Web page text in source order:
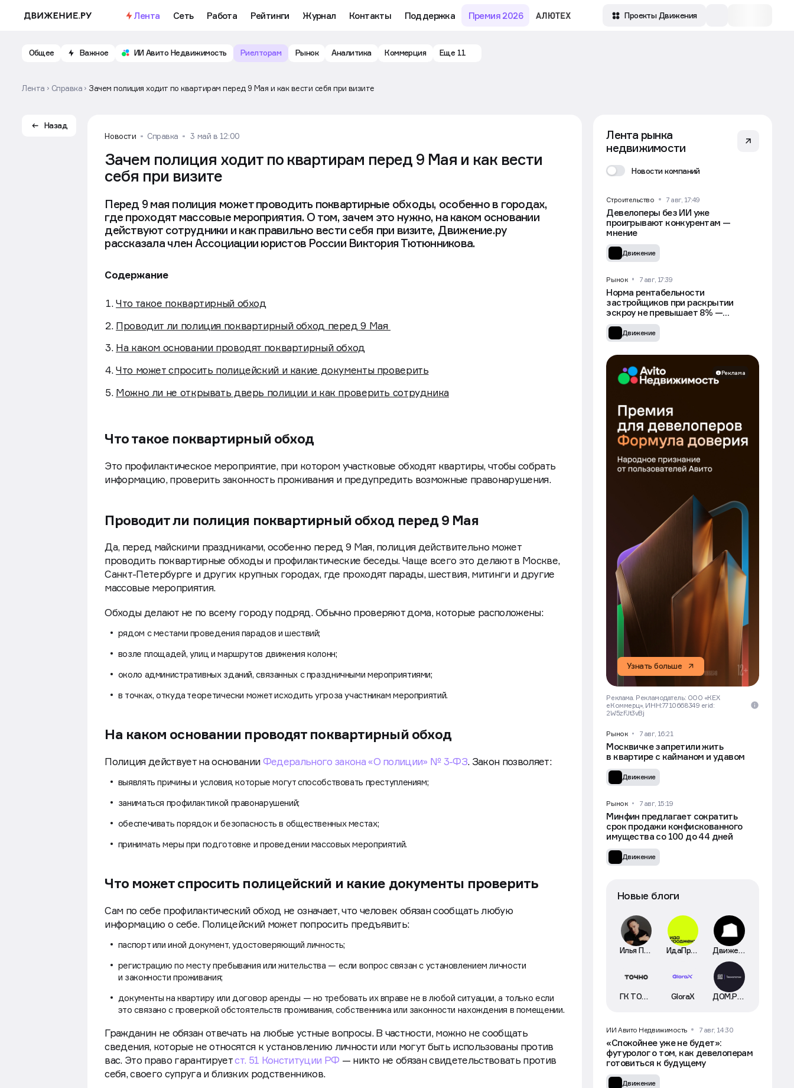
Лента Сеть Работа Рейтинги Журнал Контакты Поддержка Премия 2026 Проекты Движения
Общее Важное ИИ Авито Недвижимость Риелторам Рынок Аналитика Коммерция Еще 11
Лента Справка Зачем полиция ходит по квартирам перед 9 Мая и как вести себя при визите
Назад
Новости
Справка 3 май в 12:00
Зачем полиция ходит по квартирам перед 9 Мая и как вести
себя при визите
Перед 9 мая полиция может проводить поквартирные обходы, особенно в городах,
где проходят массовые мероприятия. О том, зачем это нужно, на каком основании
действуют сотрудники и как правильно вести себя при визите, Движение.ру
рассказала член Ассоциации юристов России Виктория Тютюнникова.
Содержание
Что такое поквартирный обход
Проводит ли полиция поквартирный обход перед 9 Мая
На каком основании проводят поквартирный обход
Что может спросить полицейский и какие документы проверить
Можно ли не открывать дверь полиции и как проверить сотрудника
Что такое поквартирный обход
Это профилактическое мероприятие, при котором участковые обходят квартиры, чтобы собрать
информацию, проверить законность проживания и предупредить возможные правонарушения.
Проводит ли полиция поквартирный обход перед 9 Мая
Да, перед майскими праздниками, особенно перед 9 Мая, полиция действительно может
проводить поквартирные обходы и профилактические беседы. Чаще всего это делают в Москве,
Санкт-Петербурге и других крупных городах, где проходят парады, шествия, митинги и другие
массовые мероприятия.
Обходы делают не по всему городу подряд. Обычно проверяют дома, которые расположены:
рядом с местами проведения парадов и шествий;
возле площадей, улиц и маршрутов движения колонн;
около административных зданий, связанных с праздничными мероприятиями;
в точках, откуда теоретически может исходить угроза участникам мероприятий.
На каком основании проводят поквартирный обход
Полиция действует на основании Федерального закона «О полиции» № 3-ФЗ. Закон позволяет:
выявлять причины и условия, которые могут способствовать преступлениям;
заниматься профилактикой правонарушений;
обеспечивать порядок и безопасность в общественных местах;
принимать меры при подготовке и проведении массовых мероприятий.
Что может спросить полицейский и какие документы проверить
Сам по себе профилактический обход не означает, что человек обязан сообщать любую
информацию о себе. Полицейский может попросить предъявить:
паспорт или иной документ, удостоверяющий личность;
регистрацию по месту пребывания или жительства — если вопрос связан с установлением личности
и законности проживания;
документы на квартиру или договор аренды — но требовать их вправе не в любой ситуации, а только если
это связано с проверкой обстоятельств проживания, собственника или законности нахождения в помещении.
Гражданин не обязан отвечать на любые устные вопросы. В частности, можно не сообщать
сведения, которые не относятся к установлению личности или могут быть использованы против
вас. Это право гарантируетст. 51 Конституции РФ — никто не обязан свидетельствовать против
себя, своего супруга и близких родственников.
Лента рынка
недвижимости
Новости компаний
Строительство 7 авг, 17:49
Девелоперы без ИИ уже
проигрывают конкурентам —
мнение
Движение
Рынок 7 авг, 17:39
Норма рентабельности
застройщиков при раскрытии
эскроу не превышает 8% —
Минстрой
Движение
Реклама
Узнать больше
Реклама. Рекламодатель: ООО «КЕХ
еКоммерц», ИНН:7710668349 erid:
2W5zFJt3vBj
Рынок 7 авг, 16:21
Москвичке запретили жить
в квартире с кайманом и удавом
Движение
Рынок 7 авг, 15:19
Минфин предлагает сократить
срок продажи конфискованного
имущества со 100 до 44 дней
Движение
Новые блоги
Илья Пискулин ИдаПроджект Движение
ГК ТОЧНО GloraX ДОМ.РФ Технологии
ИИ Авито Недвижимость 7 авг, 14:30
«Спокойнее уже не будет»:
футуролог о том, как девелоперам
готовиться к будущему
Движение